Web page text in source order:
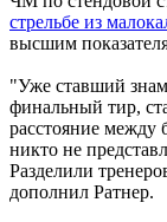
стрельбе из
высшим
"Уже ставший
финальный тир,
расстояние между
никто не
Разделили
дополнил Ратнер.